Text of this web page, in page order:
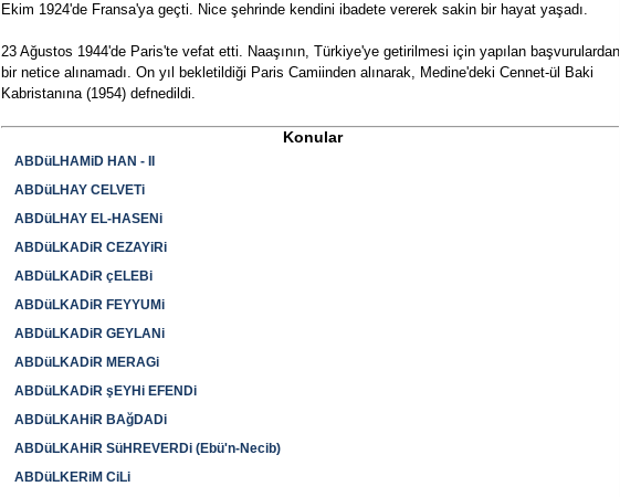
Ekim 1924'de Fransa'ya geçti. Nice şehrinde kendini ibadete vererek sakin bir hayat yaşadı.
23 Ağustos 1944'de Paris'te vefat etti. Naaşının, Türkiye'ye getirilmesi için yapılan başvurulardan
bir netice alınamadı. On yıl bekletildiği Paris Camiinden alınarak, Medine'deki Cennet-ül Baki
Kabristanına (1954) defnedildi.
Konular
ABDüLHAMiD HAN - II
ABDüLHAY CELVETi
ABDüLHAY EL-HASENi
ABDüLKADiR CEZAYiRi
ABDüLKADiR çELEBi
ABDüLKADiR FEYYUMi
ABDüLKADiR GEYLANi
ABDüLKADiR MERAGi
ABDüLKADiR şEYHi EFENDi
ABDüLKAHiR BAğDADi
ABDüLKAHiR SüHREVERDi (Ebü'n-Necib)
ABDüLKERiM CiLi